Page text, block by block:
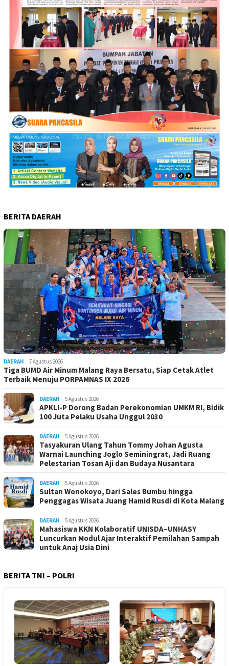
BERITA DAERAH
DAERAH 7 Agustus 2026
Tiga BUMD Air Minum Malang Raya Bersatu, Siap Cetak Atlet
Terbaik Menuju PORPAMNAS IX 2026
DAERAH 5 Agustus 2026
APKLI-P Dorong Badan Perekonomian UMKM RI, Bidik
100 Juta Pelaku Usaha Unggul 2030
DAERAH 5 Agustus 2026
Tasyakuran Ulang Tahun Tommy Johan Agusta
Warnai Launching Joglo Seminingrat, Jadi Ruang
Pelestarian Tosan Aji dan Budaya Nusantara
DAERAH 5 Agustus 2026
Sultan Wonokoyo, Dari Sales Bumbu hingga
Penggagas Wisata Juang Hamid Rusdi di Kota Malang
DAERAH 5 Agustus 2026
Mahasiswa KKN Kolaboratif UNISDA–UNHASY
Luncurkan Modul Ajar Interaktif Pemilahan Sampah
untuk Anaj Usia Dini
BERITA TNI – POLRI